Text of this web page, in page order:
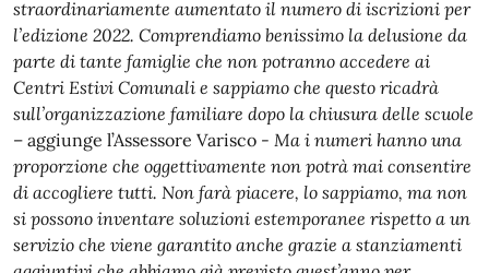
straordinariamente aumentato il numero di iscrizioni per
l’edizione 2022. Comprendiamo benissimo la delusione da
parte di tante famiglie che non potranno accedere ai
Centri Estivi Comunali e sappiamo che questo ricadrà
sull’organizzazione familiare dopo la chiusura delle scuole
– aggiunge l’Assessore Varisco - Ma i numeri hanno una
proporzione che oggettivamente non potrà mai consentire
di accogliere tutti. Non farà piacere, lo sappiamo, ma non
si possono inventare soluzioni estemporanee rispetto a un
servizio che viene garantito anche grazie a stanziamenti